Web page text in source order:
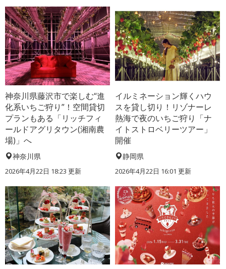
神奈川県藤沢市で楽しむ“進
化系いちご狩り”！空間貸切
プランもある「リッチフィ
ールドアグリタウン(湘南農
場)」へ
神奈川県
2026年4月22日 18:23 更新
イルミネーション輝くハウ
スを貸し切り！リゾナーレ
熱海で夜のいちご狩り「ナ
イトストロベリーツアー」
開催
静岡県
2026年4月22日 16:01 更新